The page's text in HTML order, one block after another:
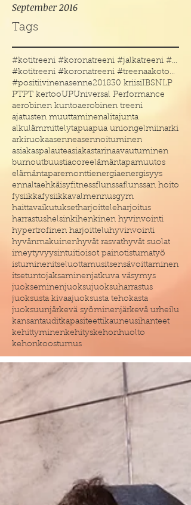
September 2016
Tags
#kotitreeni #koronatreeni #jalkatreeni #treenakoto
#kotitreeni #koronatreeni #treenaakotona #treenaau
#positiivinenasenne201830 kriisiIBSNLP
PTPT kertooUPUniversal Performance
aerobinen kuntoaerobinen treeni
ajatusten muuttaminenalitajunta
alkulämmittelytapuapua uniongelmiinarki
arkiruokaasenneasennoituminen
asiakaspalauteasiakastarinaavautuminen
burnoutbuustiacoreelämäntapamuutos
elämäntaparemonttienergiaenergisyys
ennaltaehkäisyfitnessflunssaflunssan hoito
fysiikkafysiikkavalmennusgym
haittavaikutuksetharjoitteleharjoitus
harrastushelsinkihenkinen hyvinvointi
hypertrofinen harjoitteluhyvinvointi
hyvänmakuinenhyvät rasvathyvät suolat
imeytyvyysintuitioisot painotistumatyö
istuminenitseluottamusitsensävoittaminen
itsetuntojaksaminenjatkuva väsymys
juokseminenjuoksujuoksuharrastus
juoksusta kivaajuoksusta tehokasta
juoksuunjärkevä syöminenjärkevä urheilu
kansantauditkapasiteettikauneusihanteet
kehittyminenkehityskehonhuolto
kehonkoostumus